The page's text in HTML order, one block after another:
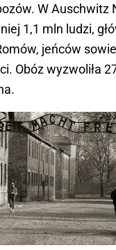
W Auschwitz
1,1 mln ludzi,
jeńców
Obóz wyzwoliła